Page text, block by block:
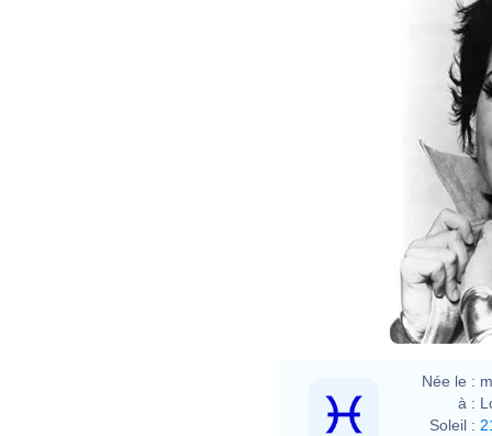
Née le :
à :
Soleil :